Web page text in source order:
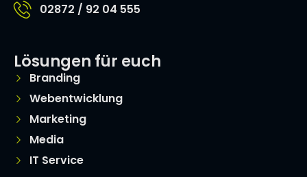
02872 / 92 04 555
Lösungen für euch
Branding
Webentwicklung
Marketing
Media
IT Service